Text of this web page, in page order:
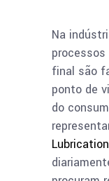
Na
final são
ponto de
do
Lubrication